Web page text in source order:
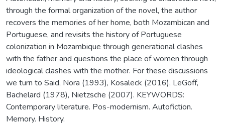
through the formal organization of the novel, the author
recovers the memories of her home, both Mozambican and
Portuguese, and revisits the history of Portuguese
colonization in Mozambique through generational clashes
with the father and questions the place of women through
ideological clashes with the mother. For these discussions
we turn to Said, Nora (1993), Kosaleck (2016), LeGoff,
Bachelard (1978), Nietzsche (2007). KEYWORDS:
Contemporary literature. Pos-modernism. Autofiction.
Memory. History.